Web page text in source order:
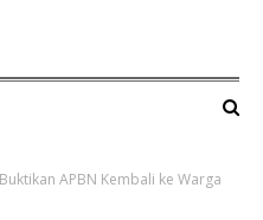
APBN Kembali ke Warga